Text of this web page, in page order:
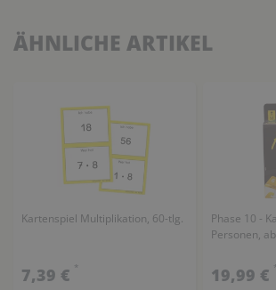
ÄHNLICHE ARTIKEL
Kartenspiel Multiplikation, 60-tlg.
7,39 € *
Phase 10 -
Personen,
19,99 € *